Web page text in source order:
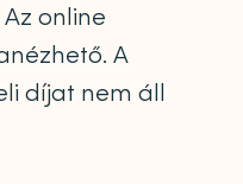
online
A
díjat nem áll